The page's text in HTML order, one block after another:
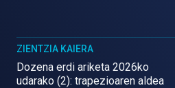
ZIENTZIA KAIERA
Dozena erdi ariketa 2026ko
udarako (2): trapezioaren aldea